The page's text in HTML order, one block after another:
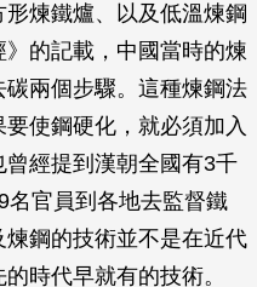
煉鐵爐、以及低溫煉鋼
的記載，中國當時的煉
兩個步驟。這種煉鋼法
使鋼硬化，就必須加入
經提到漢朝全國有3千
名官員到各地去監督鐵
鋼的技術並不是在近代
時代早就有的技術。